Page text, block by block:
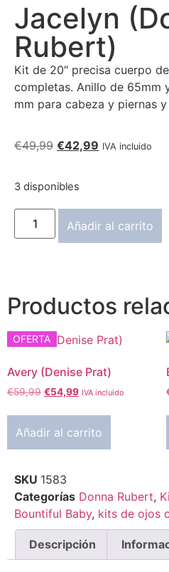
Jacelyn
Rubert)
Kit de 20″ precisa cuerpo
completas. Anillo de 65mm
mm para cabeza y piernas
€49,99 €42,99 IVA incluido
3 disponibles
Añadir al carrito
Productos
OFERTA
Avery (Denise Prat)
€59,99 €54,99 IVA incluido
Añadir al carrito
SKU 1583
Categorías Donna Rubert,
Bountiful Baby, kits de ojos
Descripción